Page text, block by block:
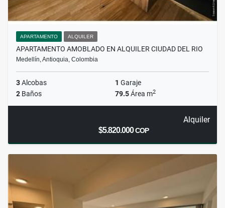
APARTAMENTO ALQUILER
APARTAMENTO AMOBLADO EN ALQUILER CIUDAD DEL RIO
Medellín, Antioquia, Colombia
3Alcobas 1 Garaje
2 Baños 79.5Área m2
Alquiler
$5.820.000COP